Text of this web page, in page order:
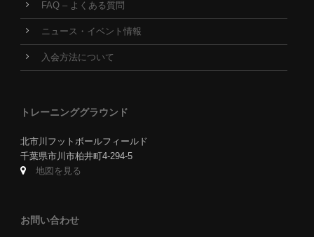
FAQ – よくある質問
ニュース・イベント情報
入会方法について
トレーニンググラウンド
北市川フットボールフィールド
千葉県市川市柏井町4-294-5
地図を見る
お問い合わせ